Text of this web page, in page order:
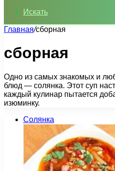
Искать
Главная/сборная
сборная
Одно из самых знакомых и
блюд — солянка. Этот суп
каждый кулинар пытается
изюминку.
Солянка